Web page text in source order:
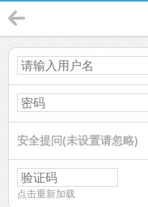
安全提问(未设置请忽略)
点击重新加载